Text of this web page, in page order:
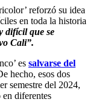
reforzó su idea
en toda la historia
difícil que se
Cali”.
es salvarse del
hecho, esos dos
semestre del 2024,
en diferentes